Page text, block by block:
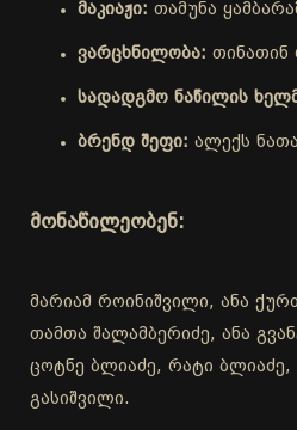
მაკიაჟი: თამუნა
ვარცხნილობა: თინათინ
სადადგმო ნაწილის
ბრენდ შეფი: ალექს
მონაწილეობენ:
მარიამ როინიშვილი, ანა
თამთა შალამბერიძე, ანა
ცოტნე ბლიაძე, რატი ბლიაძე,
გასიშვილი.